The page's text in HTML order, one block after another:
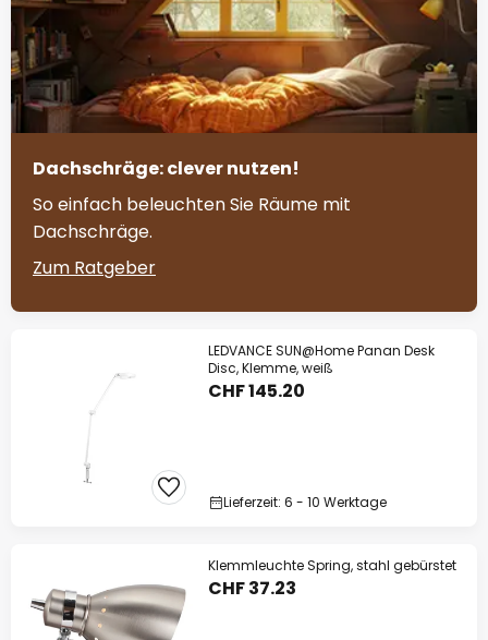
Dachschräge: clever nutzen!
So einfach beleuchten Sie Räume mit
Dachschräge.
Zum Ratgeber
LEDVANCE SUN@Home Panan Desk
Disc, Klemme, weiß
CHF 145.20
Lieferzeit: 6 - 10 Werktage
Klemmleuchte Spring, stahl gebürstet
CHF 37.23